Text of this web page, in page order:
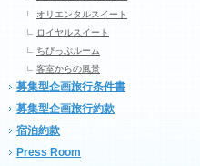
オリエンタルスイート
ロイヤルスイート
ちびっぷルーム
客室からの風景
募集型企画旅行条件書
募集型企画旅行約款
宿泊約款
Press Room